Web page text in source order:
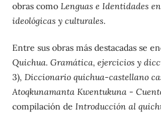
obras como Lenguas e Identidades
ideológicas y culturales.
Entre sus obras más destacadas se
Quichua. Gramática, ejercicios y
3), Diccionario quichua-castellano
Atoqkunamanta Kwentukuna-
compilación de Introducción al